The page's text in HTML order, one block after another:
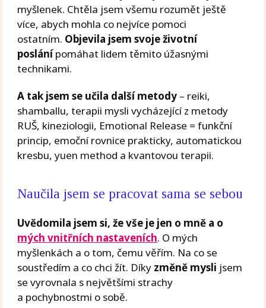
myšlenek. Chtěla jsem všemu rozumět ještě
více, abych mohla co nejvíce pomoci
ostatním. Objevila jsem svoje životní
poslánípomáhat lidem těmito úžasnými
technikami.
A tak jsem se učila další metody – reiki,
shamballu, terapii mysli vycházející z metody
RUŠ, kineziologii, Emotional Release = funkční
princip, emoční rovnice prakticky, automatickou
kresbu, yuen method a kvantovou terapii.
Naučila jsem se pracovat sama se sebou
Uvědomila jsem si, že vše je jen o mně a o
mých vnitřních nastaveních. O mých
myšlenkách a o tom, čemu věřím. Na co se
soustředím a co chci žít. Díky změně mysli jsem
se vyrovnala s největšími strachy
a pochybnostmi o sobě.